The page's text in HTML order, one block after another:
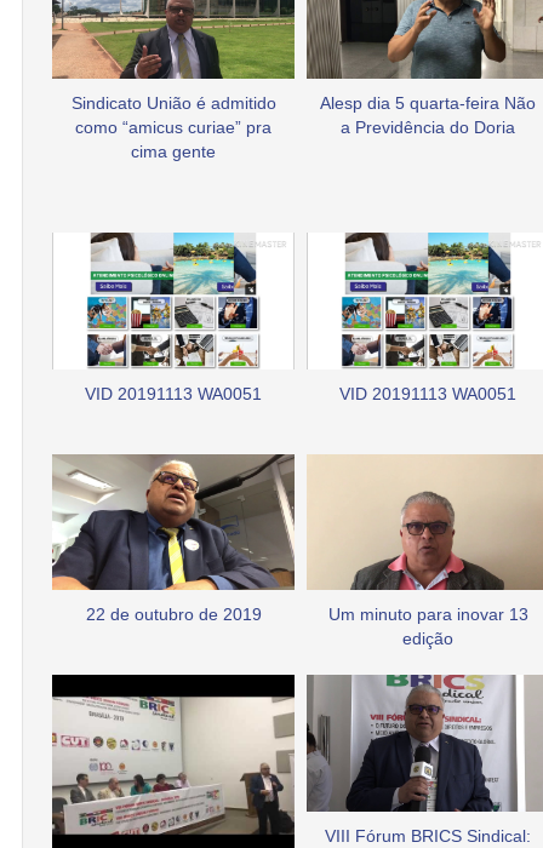
Sindicato União é admitido
como “amicus curiae” pra
cima gente
Alesp dia 5 quarta-feira Não
a Previdência do Doria
VID 20191113 WA0051 VID 20191113 WA0051
22 de outubro de 2019
Um minuto para inovar 13
edição
VIII Fórum BRICS Sindical: